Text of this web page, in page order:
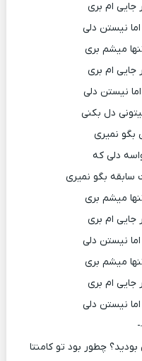
جایی ام بری
نیستن دلی
میشم بری
جایی ام بری
نیستن دلی
دل بکنی
نمیری
دلی که
سابقه بگو نمیری
میشم بری
جایی ام بری
نیستن دلی
میشم بری
جایی ام بری
نیستن دلی
چطور بود تو کامنتا